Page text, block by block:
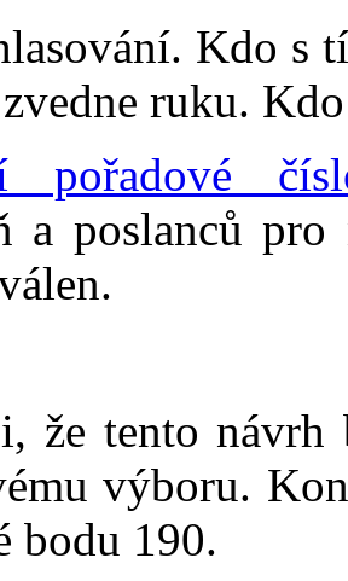
Kdo s
ruku.
pořadové
a poslanců
že tento
výboru.
bodu 190.